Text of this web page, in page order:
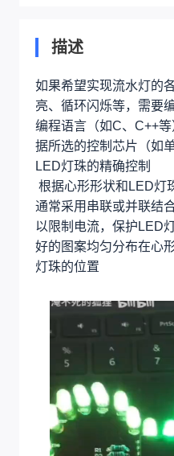
描述
如果希望实现流水灯的
亮、循环闪烁等，需要
编程语言（如C、C++
据所选的控制芯片（如
LED灯珠的精确控制
根据心形形状和LED灯
通常采用串联或并联结
以限制电流，保护LED
好的图案均匀分布在心
灯珠的位置